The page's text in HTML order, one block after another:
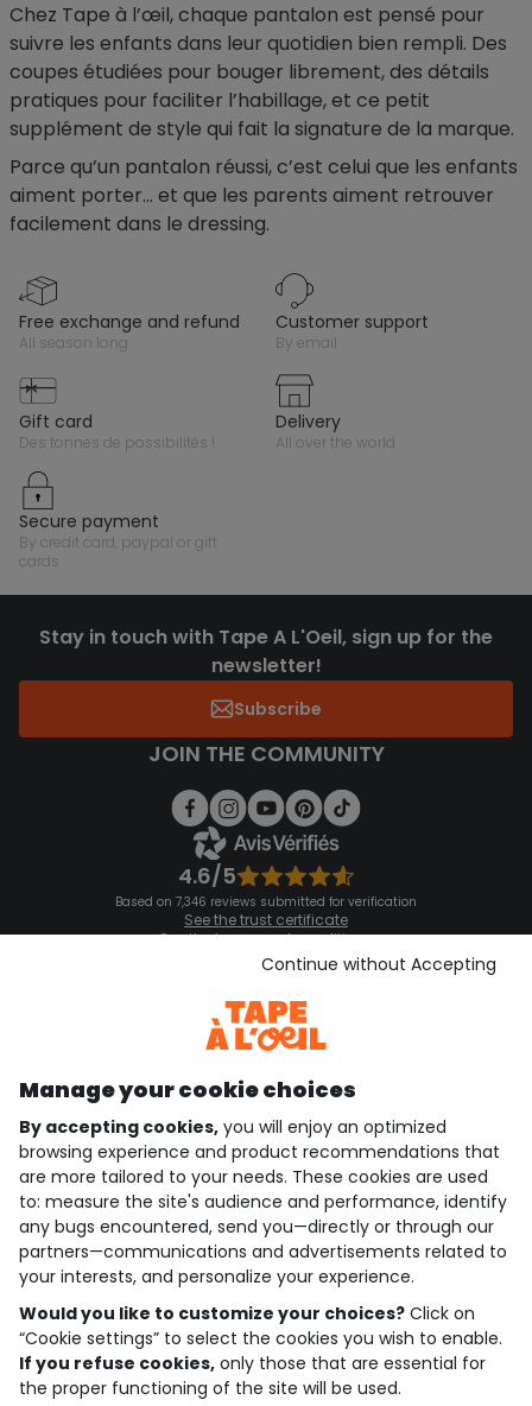
Chez Tape à l’œil, chaque pantalon est pensé pour
suivre les enfants dans leur quotidien bien rempli. Des
coupes étudiées pour bouger librement, des détails
pratiques pour faciliter l’habillage, et ce petit
supplément de style qui fait la signature de la marque.
Parce qu’un pantalon réussi, c’est celui que les enfants
aiment porter… et que les parents aiment retrouver
facilement dans le dressing.
free exchange and refund
all season long
customer support
by email
gift card
des tonnes de possibilités !
delivery
all over the world
secure payment
by credit card, paypal or gift
cards
Stay in touch with Tape A L'Oeil, sign up for the
newsletter!
Subscribe
JOIN THE COMMUNITY
4.6/5
Based on 7,346 reviews submitted for verification
See the trust certificate
See the terms and conditions
Download our application
Discover our application
who are we?
need help ?
loyalty club
our catalogue
Use and sales terms
Personal data policy
Manage your cookie choices
By accepting cookies, you will enjoy an optimized
browsing experience and product recommendations that
are more tailored to your needs. These cookies are used
to: measure the site's audience and performance, identify
any bugs encountered, send you—directly or through our
partners—communications and advertisements related to
your interests, and personalize your experience.
Would you like to customize your choices? Click on
“Cookie settings” to select the cookies you wish to enable.
If you refuse cookies, only those that are essential for
the proper functioning of the site will be used.
Continue without Accepting